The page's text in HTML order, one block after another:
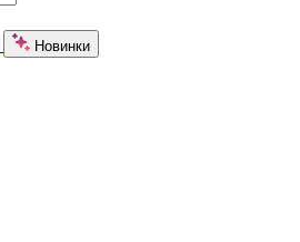
Новинки